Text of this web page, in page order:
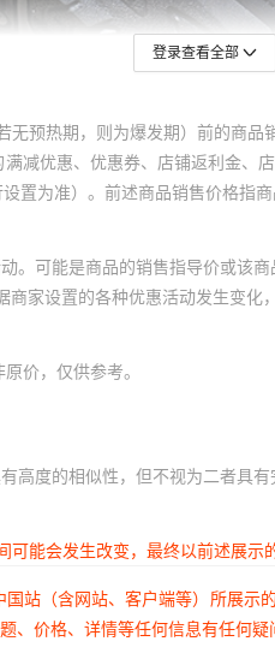
登录查看全部
无预热期，则为爆发期）前的商
减优惠、优惠券、店铺返利金
为准）。前述商品销售价格指
可能是商品的销售指导价或该
家设置的各种优惠活动发生变化
价，仅供参考。
度的相似性，但不视为二者具有
能会发生改变，最终以前述展示
站（含网站、客户端等）所展
价格、详情等任何信息有任何